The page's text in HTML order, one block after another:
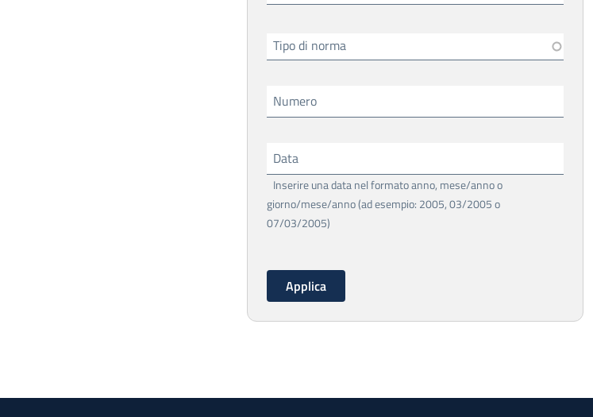
Tipo di norma
Numero
Data
Inserire una data nel formato anno, mese/anno o
giorno/mese/anno (ad esempio: 2005, 03/2005 o
07/03/2005)